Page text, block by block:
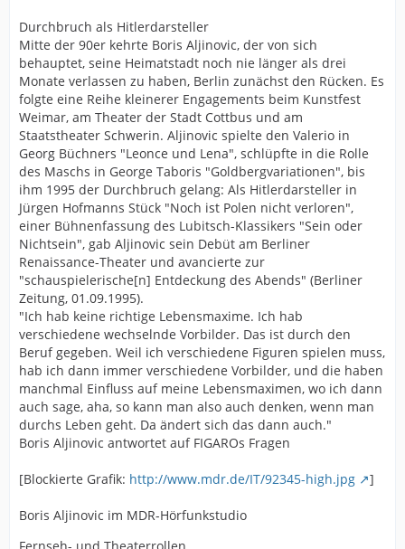
Durchbruch als Hitlerdarsteller
Mitte der 90er kehrte Boris Aljinovic, der von sich
behauptet, seine Heimatstadt noch nie länger als drei
Monate verlassen zu haben, Berlin zunächst den Rücken. Es
folgte eine Reihe kleinerer Engagements beim Kunstfest
Weimar, am Theater der Stadt Cottbus und am
Staatstheater Schwerin. Aljinovic spielte den Valerio in
Georg Büchners "Leonce und Lena", schlüpfte in die Rolle
des Maschs in George Taboris "Goldbergvariationen", bis
ihm 1995 der Durchbruch gelang: Als Hitlerdarsteller in
Jürgen Hofmanns Stück "Noch ist Polen nicht verloren",
einer Bühnenfassung des Lubitsch-Klassikers "Sein oder
Nichtsein", gab Aljinovic sein Debüt am Berliner
Renaissance-Theater und avancierte zur
"schauspielerische[n] Entdeckung des Abends" (Berliner
Zeitung, 01.09.1995).
"Ich hab keine richtige Lebensmaxime. Ich hab
verschiedene wechselnde Vorbilder. Das ist durch den
Beruf gegeben. Weil ich verschiedene Figuren spielen muss,
hab ich dann immer verschiedene Vorbilder, und die haben
manchmal Einfluss auf meine Lebensmaximen, wo ich dann
auch sage, aha, so kann man also auch denken, wenn man
durchs Leben geht. Da ändert sich das dann auch."
Boris Aljinovic antwortet auf FIGAROs Fragen
[Blockierte Grafik: http://www.mdr.de/IT/92345-high.jpg ]
Boris Aljinovic im MDR-Hörfunkstudio